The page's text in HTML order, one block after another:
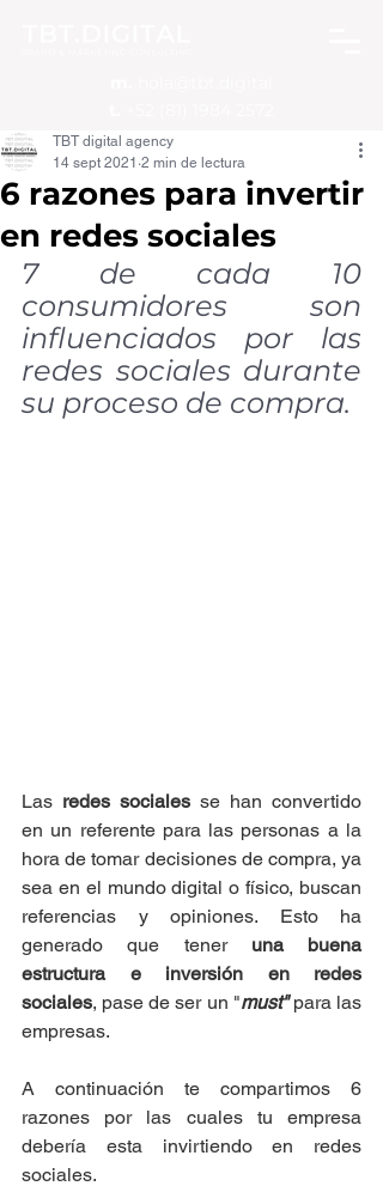
6 razones para invertir
en redes sociales
TBT digital agency
14 sept 2021 2 min de lectura
7 de cada 10
consumidores son
influenciados por las
redes sociales durante
su proceso de compra.
Las redes sociales se han convertido
en un referente para las personas a la
hora de tomar decisiones de compra, ya
sea en el mundo digital o físico, buscan
referencias y opiniones. Esto ha
generado que tener una buena
estructura e inversión en redes
sociales, pase de ser un "must" para las
empresas.
A continuación te compartimos 6
razones por las cuales tu empresa
debería esta invirtiendo en redes
sociales.